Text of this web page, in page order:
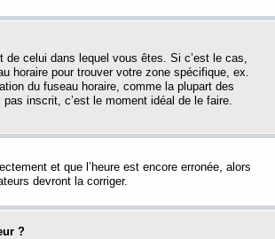
de celui dans lequel vous êtes. Si c’est le cas,
horaire pour trouver votre zone spécifique, ex.
du fuseau horaire, comme la plupart des
inscrit, c’est le moment idéal de le faire.
et que l’heure est encore erronée, alors
devront la corriger.
?